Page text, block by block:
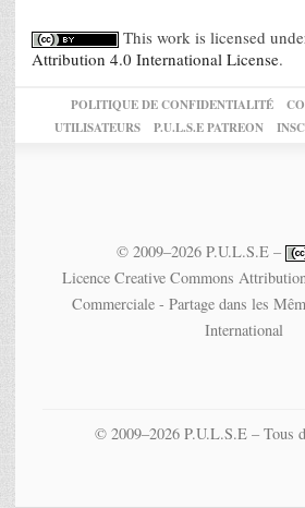
This work is licensed
Attribution 4.0 International License.
POLITIQUE DE CONFIDENTIALITÉ
UTILISATEURS
P.U.L.S.E PATREON
© 2009–2026 P.U.L.S.E –
Licence Creative Commons
Commerciale - Partage dans les
International
© 2009–2026 P.U.L.S.E – Tous